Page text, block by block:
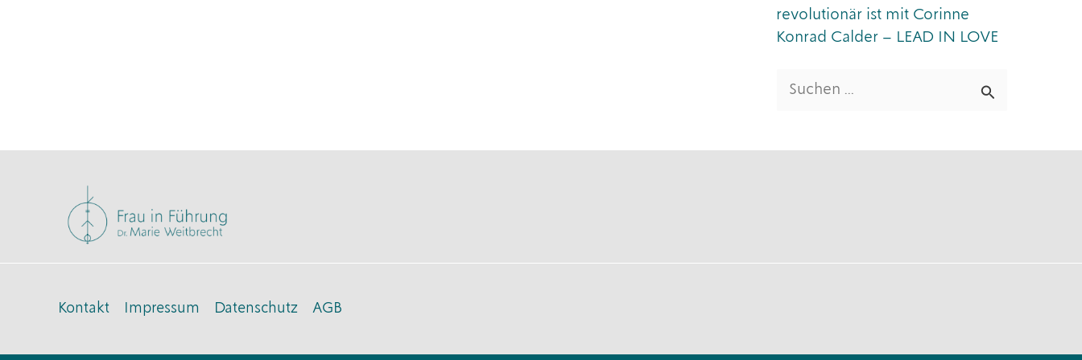
revolutionär ist mit Corinne
Konrad Calder – LEAD IN LOVE
Kontakt Impressum Datenschutz AGB